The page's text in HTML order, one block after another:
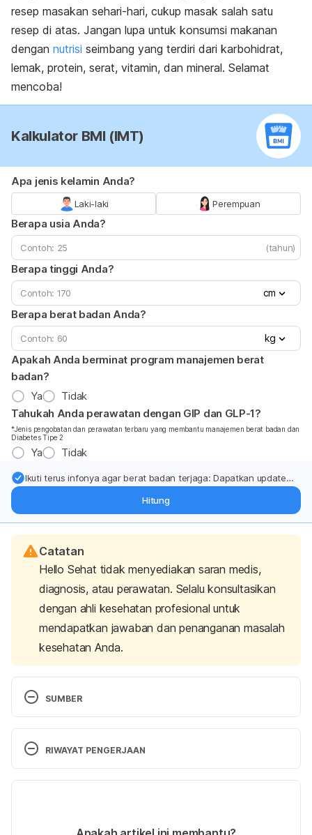
resep masakan sehari-hari, cukup masak salah satu
resep di atas. Jangan lupa untuk konsumsi makanan
dengan nutrisi seimbang yang terdiri dari karbohidrat,
lemak, protein, serat, vitamin, dan mineral. Selamat
mencoba!
Kalkulator BMI (IMT)
Apa jenis kelamin Anda?
Laki-laki Perempuan
Berapa usia Anda?
(tahun)
Berapa tinggi Anda?
cm
Berapa berat badan Anda?
kg
Apakah Anda berminat program manajemen berat
badan?
Ya
Tidak
Tahukah Anda perawatan dengan GIP dan GLP-1?
*Jenis pengobatan dan perawatan terbaru yang membantu manajemen berat badan dan
Diabetes Tipe 2
Ya Tidak
Ikuti terus infonya agar berat badan terjaga: Dapatkan update
Hitung
Catatan
Hello Sehat tidak menyediakan saran medis,
diagnosis, atau perawatan. Selalu konsultasikan
dengan ahli kesehatan profesional untuk
mendapatkan jawaban dan penanganan masalah
kesehatan Anda.
SUMBER
Praktis Masakan Sehari-Hari
Hidangan Sehari-hari
RIWAYAT PENGERJAAN
Ditulis oleh Annisa Nur Indah Setiawati